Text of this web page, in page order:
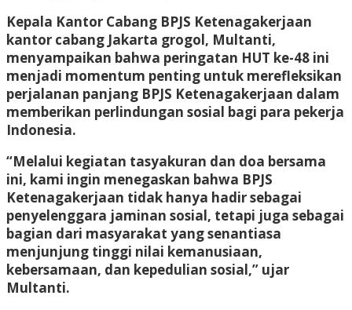
Kepala Kantor Cabang BPJS Ketenagakerjaan
kantor cabang Jakarta grogol, Multanti,
menyampaikan bahwa peringatan HUT ke-48 ini
menjadi momentum penting untuk merefleksikan
perjalanan panjang BPJS Ketenagakerjaan dalam
memberikan perlindungan sosial bagi para pekerja
Indonesia.
“Melalui kegiatan tasyakuran dan doa bersama
ini, kami ingin menegaskan bahwa BPJS
Ketenagakerjaan tidak hanya hadir sebagai
penyelenggara jaminan sosial, tetapi juga sebagai
bagian dari masyarakat yang senantiasa
menjunjung tinggi nilai kemanusiaan,
kebersamaan, dan kepedulian sosial,” ujar
Multanti.